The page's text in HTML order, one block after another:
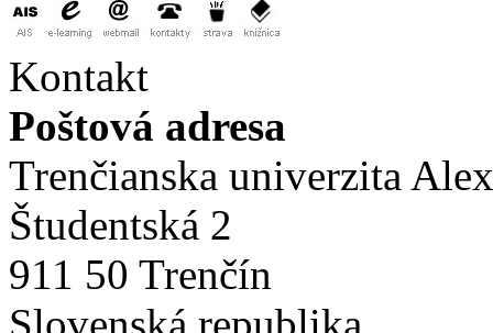
Kontakt
Poštová adresa
Trenčianska univerzita
Študentská 2
911 50 Trenčín